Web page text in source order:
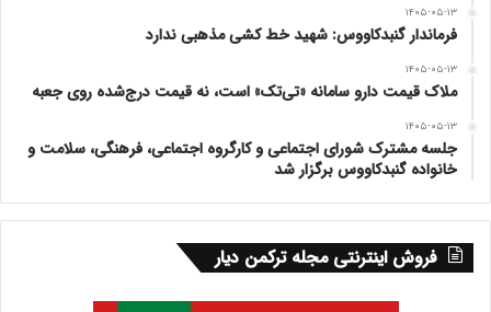
۱۴۰۵-۰۵-۱۳
فرماندار گنبدکاووس: شهید خط کشی مذهبی ندارد
۱۴۰۵-۰۵-۱۳
ملاک قیمت دارو سامانه «تی‌تک» است، نه قیمت درج‌شده روی جعبه
۱۴۰۵-۰۵-۱۳
جلسه مشترک شورای اجتماعی و کارگروه اجتماعی، فرهنگی، سلامت و
خانواده گنبدکاووس برگزار شد
فروش اینترنتی مجله ترکمن دیار